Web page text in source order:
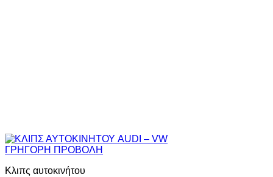
ΓΡΗΓΟΡΗ ΠΡΟΒΟΛΗ
Κλιπς αυτοκινήτου